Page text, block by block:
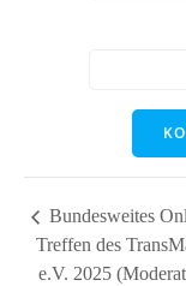
Bundesweites
Treffen des
e.V. 2025